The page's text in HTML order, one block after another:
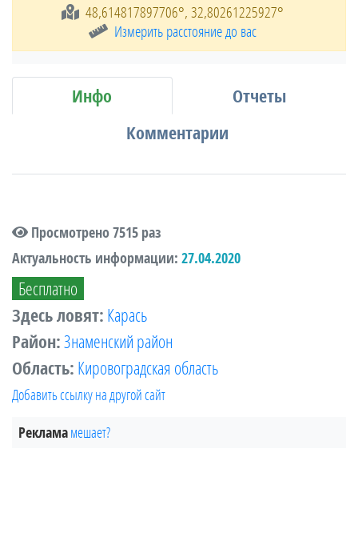
48,614817897706°, 32,80261225927°
Измерить расстояние до вас
Инфо
Отчеты
Комментарии
Просмотрено 7515 раз
Актуальность информации: 27.04.2020
Бесплатно
Здесь ловят:Карась
Район:Знаменский район
Область:Кировоградская область
Добавить ссылку на другой сайт
Рекламамешает?